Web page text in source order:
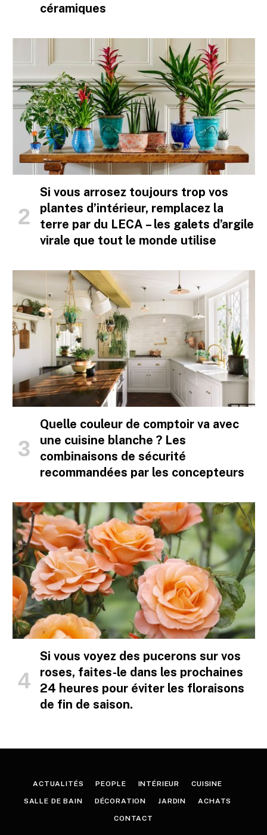
céramiques
Si vous arrosez toujours trop vos
plantes d’intérieur, remplacez la
terre par du LECA – les galets d’argile
virale que tout le monde utilise
Quelle couleur de comptoir va avec
une cuisine blanche ? Les
combinaisons de sécurité
recommandées par les concepteurs
Si vous voyez des pucerons sur vos
roses, faites-le dans les prochaines
24 heures pour éviter les floraisons
de fin de saison.
ACTUALITÉS PEOPLE INTÉRIEUR CUISINE
SALLE DE BAIN DÉCORATION JARDIN ACHATS
CONTACT